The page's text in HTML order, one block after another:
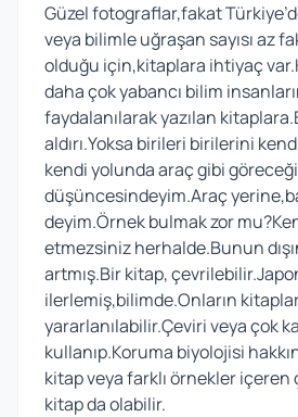
Güzel fotograflar,fakat
veya bilimle uğraşan sayısı az
olduğu için,kitaplara ihtiyaç
daha çok yabancı bilim
faydalanılarak yazılan
aldırı.Yoksa birileri birilerini
kendi yolunda araç gibi göreceği
düşüncesindeyim.Araç
deyim.Örnek bulmak zor
etmezsiniz herhalde.Bunun
artmış.Bir kitap,
ilerlemiş,bilimde.Onların
yararlanılabilir.Çeviri veya çok
kullanıp.Koruma biyolojisi
kitap veya farklı örnekler içeren
kitap da olabilir.